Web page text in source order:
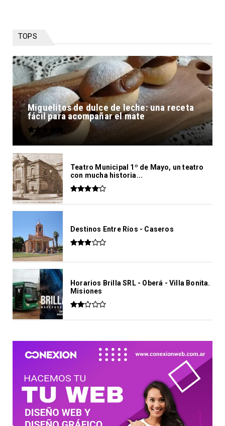
TOPS
Miguelitos de dulce de leche: una receta
fácil para acompañar el mate
Teatro Municipal 1º de Mayo, un teatro
con mucha historia...
Destinos Entre Ríos - Caseros
Horarios Brilla SRL - Oberá - Villa Bonita.
Misiones